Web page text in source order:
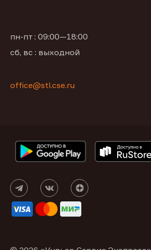
пн-пт : 09:00—18:00
сб, вс : выходной
office@stl.cse.ru